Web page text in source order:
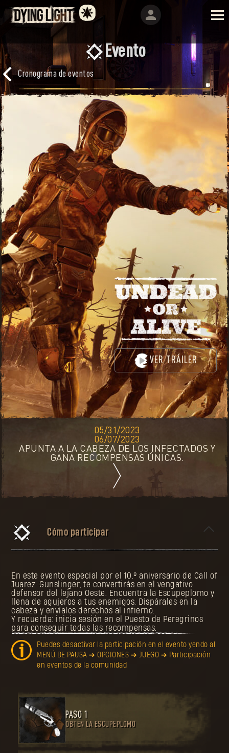
Evento
Cronograma de eventos
VER TRÁILER
05/31/2023
06/07/2023
APUNTA A LA CABEZA DE LOS INFECTADOS Y
GANA RECOMPENSAS ÚNICAS.
Cómo participar
En este evento especial por el 10.º aniversario de Call of
Juarez: Gunslinger, te convertirás en el vengativo
defensor del lejano Oeste. Encuentra la Escupeplomo y
llena de agujeros a tus enemigos. Dispárales en la
cabeza y envíalos derechos al infierno.
Y recuerda: inicia sesión en el Puesto de Peregrinos
para conseguir todas las recompensas.
Puedes desactivar la participación en el evento yendo al
MENÚ DE PAUSA ➔ OPCIONES ➔ JUEGO ➔ Participación
en eventos de la comunidad
PASO 1
OBTÉN LA ESCUPEPLOMO